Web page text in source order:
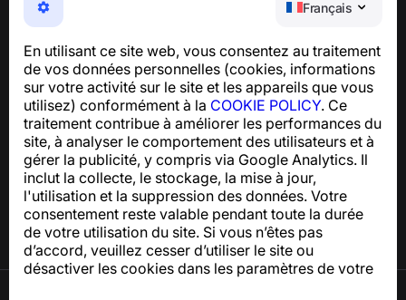
Français
En utilisant ce site web, vous consentez au traitement
de vos données personnelles (cookies, informations
sur votre activité sur le site et les appareils que vous
utilisez) conformément à la COOKIE POLICY. Ce
traitement contribue à améliorer les performances du
site, à analyser le comportement des utilisateurs et à
gérer la publicité, y compris via Google Analytics. Il
inclut la collecte, le stockage, la mise à jour,
l'utilisation et la suppression des données. Votre
consentement reste valable pendant toute la durée
de votre utilisation du site. Si vous n’êtes pas
d’accord, veuillez cesser d’utiliser le site ou
désactiver les cookies dans les paramètres de votre
les arnaques téléphoniques, le spam et les messages
Pour toute question concernant la conformité au RGPD :
support@numbuster.com
Centre d’aide
Actualités et articles
À propos du projet
Contacts